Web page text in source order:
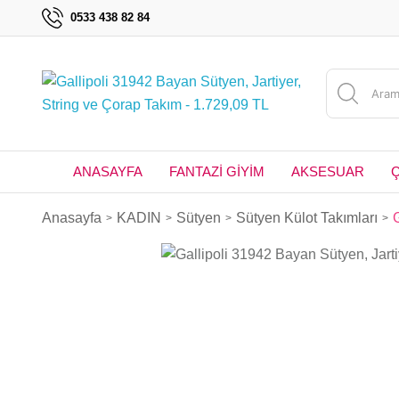
0533 438 82 84
ANASAYFA FANTAZİ GİYİM AKSESUAR
Anasayfa KADIN Sütyen Sütyen Külot Takımları